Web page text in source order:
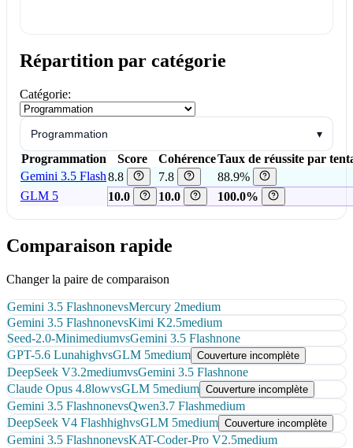
Répartition par catégorie
Catégorie:
Programmation ▾
Programmation Score CohérenceTaux de réussite par
Gemini 3.5 Flash8.8 7.8
88.9%
GLM 5
10.0 10.0 100.0%
Comparaison rapide
Changer la paire de comparaison
Gemini 3.5 FlashnonevsMercury 2medium
Gemini 3.5 FlashnonevsKimi K2.5medium
Seed-2.0-MinimediumvsGemini 3.5 Flashnone
GPT-5.6 LunahighvsGLM 5medium Couverture incomplète
DeepSeek V3.2mediumvsGemini 3.5 Flashnone
Claude Opus 4.8lowvsGLM 5medium Couverture incomplète
Gemini 3.5 FlashnonevsQwen3.7 Flashmedium
DeepSeek V4 FlashhighvsGLM 5medium Couverture incomplète
Gemini 3.5 FlashnonevsKAT-Coder-Pro V2.5medium